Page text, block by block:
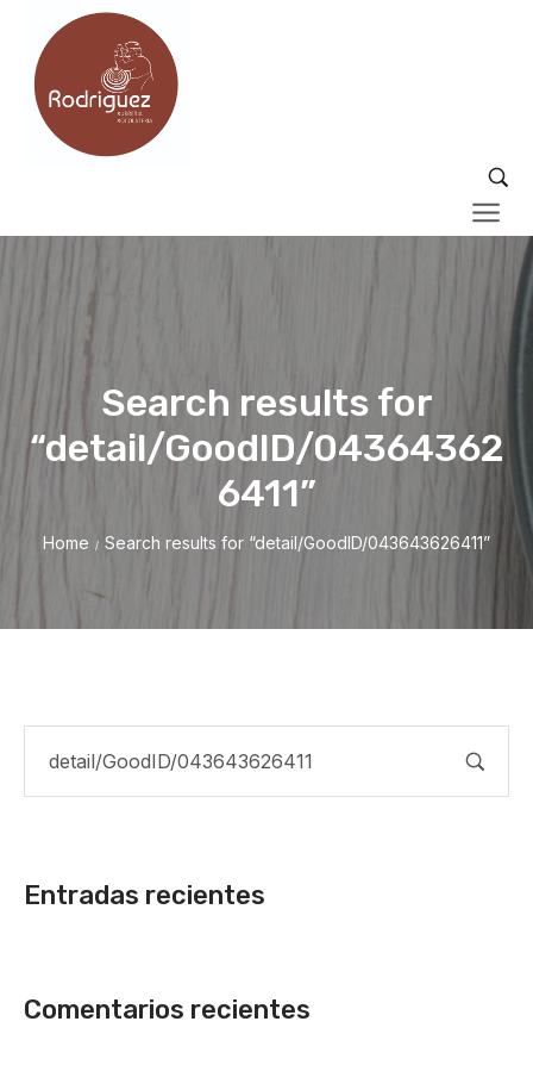
Search results for
“detail/GoodID/04364362
6411”
Home / Search results for “detail/GoodID/043643626411”
Entradas recientes
Comentarios recientes